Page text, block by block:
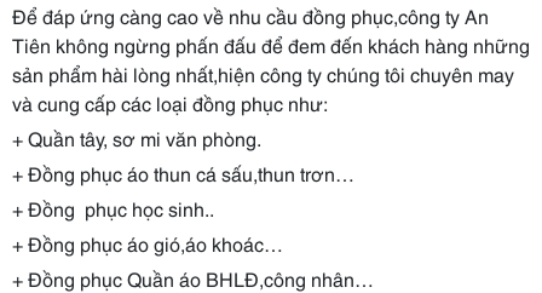
Để đáp ứng càng cao về nhu cầu đồng phục,công ty An
Tiên không ngừng phấn đấu để đem đến khách hàng những
sản phẩm hài lòng nhất,hiện công ty chúng tôi chuyên may
và cung cấp các loại đồng phục như:
+ Quần tây, sơ mi văn phòng.
+ Đồng phục áo thun cá sấu,thun trơn…
+ Đồng phục học sinh..
+ Đồng phục áo gió,áo khoác…
+ Đồng phục Quần áo BHLĐ,công nhân…